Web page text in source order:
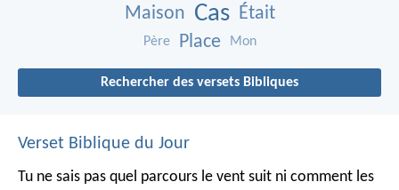
Maison Cas Était
Père Place Mon
Rechercher des versets Bibliques
Verset Biblique du Jour
Tu ne sais pas quel parcours le vent suit ni comment les